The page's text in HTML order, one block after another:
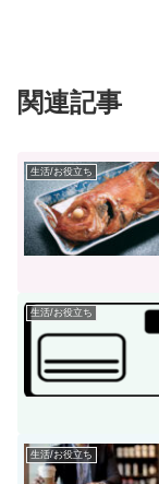
関連記事
生活/お役立ち
生活/お役立ち
生活/お役立ち